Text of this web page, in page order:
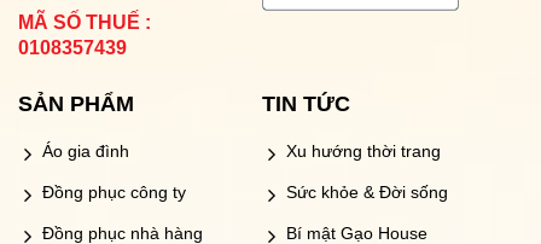
MÃ SỐ THUẾ :
0108357439
SẢN PHẨM
Áo gia đình
Đồng phục công ty
Đồng phục nhà hàng
TIN TỨC
Xu hướng thời trang
Sức khỏe & Đời sống
Bí mật Gạo House